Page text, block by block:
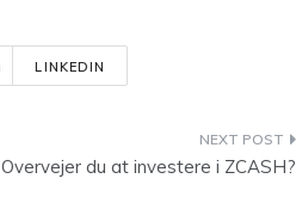
LINKEDIN
Overvejer du at investere i ZCASH?